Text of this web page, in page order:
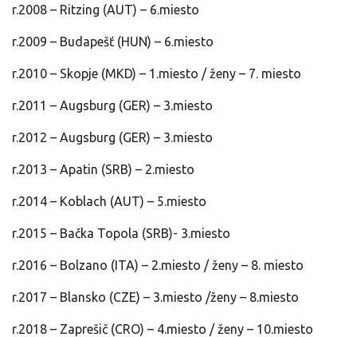
r.2008 – Ritzing (AUT) – 6.miesto
r.2009 – Budapešť (HUN) – 6.miesto
r.2010 – Skopje (MKD) – 1.miesto / ženy – 7. miesto
r.2011 – Augsburg (GER) – 3.miesto
r.2012 – Augsburg (GER) – 3.miesto
r.2013 – Apatin (SRB) – 2.miesto
r.2014 – Koblach (AUT) – 5.miesto
r.2015 – Bačka Topola (SRB)- 3.miesto
r.2016 – Bolzano (ITA) – 2.miesto / ženy – 8. miesto
r.2017 – Blansko (CZE) – 3.miesto /ženy – 8.miesto
r.2018 – Zaprešič (CRO) – 4.miesto / ženy – 10.miesto